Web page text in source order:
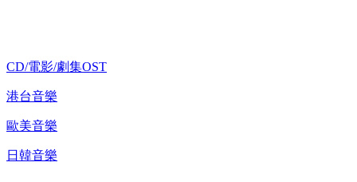
CD/電影/劇集OST
港台音樂
歐美音樂
日韓音樂